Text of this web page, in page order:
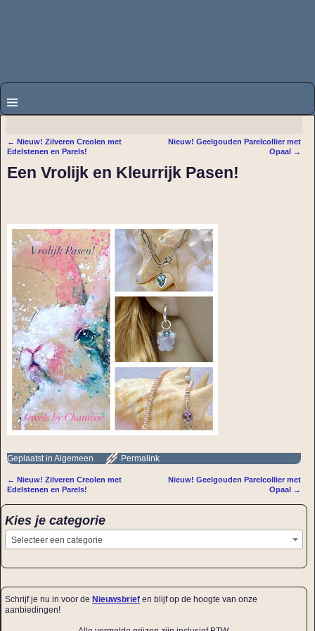
Bericht navigatie
← Nieuw! Zilveren Creolen met
Edelstenen en Parels!
Nieuw! Geelgouden Parelcollier met
Opaal →
Een Vrolijk en Kleurrijk Pasen!
Geplaatst in Algemeen Permalink
Bericht navigatie
← Nieuw! Zilveren Creolen met
Edelstenen en Parels!
Nieuw! Geelgouden Parelcollier met
Opaal
→
Kies je categorie
Selecteer een categorie
Schrijf je nu in voor de Nieuwsbrief en blijf op de hoogte van onze
aanbiedingen!